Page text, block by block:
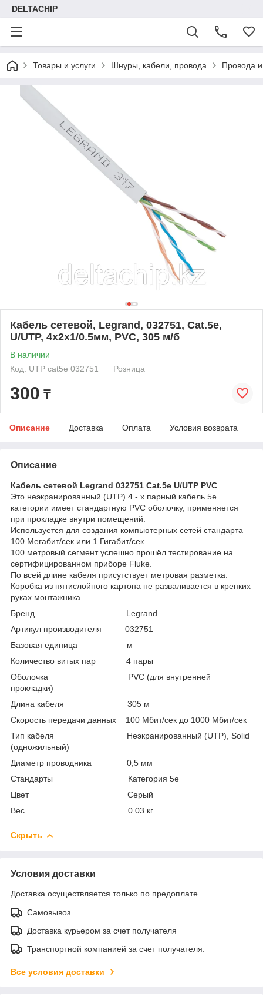
DELTACHIP
Товары и услуги Шнуры, кабели, провода Провода
Кабель сетевой, Legrand, 032751, Cat.5e,
U/UTP, 4x2x1/0.5мм, PVC, 305 м/б
В наличии
Код: UTP cat5e 032751
Розница
300 ₸
Описание Доставка Оплата Условия возврата
Описание
Кабель сетевой Legrand 032751 Cat.5e U/UTP PVC
Это неэкранированный (UTP) 4 - х парный кабель 5e
категории имеет стандартную PVC оболочку, применяется
при прокладке внутри помещений.
Используется для создания компьютерных сетей стандарта
100 Мегабит/сек или 1 Гигабит/сек.
100 метровый сегмент успешно прошёл тестирование на
сертифицированном приборе Fluke.
По всей длине кабеля присутствует метровая разметка.
Коробка из пятислойного картона не разваливается в крепких
руках монтажника.
Бренд Legrand
Артикул производителя 032751
Базовая единица м
Количество витых пар 4 пары
Оболочка PVC (для внутренней
прокладки)
Длина кабеля 305 м
Скорость передачи данных 100 Мбит/сек до 1000 Мбит/сек
Тип кабеля Неэкранированный (UTP), Solid
(одножильный)
Диаметр проводника 0,5 мм
Стандарты Категория 5е
Цвет Серый
Вес 0.03 кг
Скрыть
Условия доставки
Доставка осуществляется только по предоплате.
Самовывоз
Доставка курьером за счет получателя
Транспортной компанией за счет получателя.
Все условия доставки